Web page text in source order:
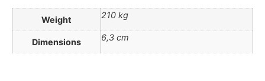
Weight 210 kg
Dimensions 6,3 cm